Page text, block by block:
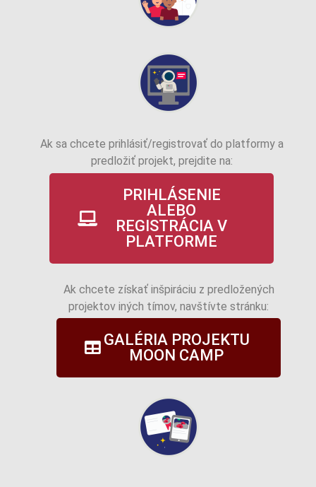
Ak sa chcete prihlásiť/registrovať do platformy a
predložiť projekt, prejdite na:
PRIHLÁSENIE
ALEBO
REGISTRÁCIA V
PLATFORME
Ak chcete získať inšpiráciu z predložených
projektov iných tímov, navštívte stránku:
GALÉRIA PROJEKTU
MOON CAMP